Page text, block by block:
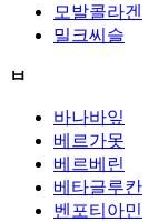
모발콜라겐
밀크씨슬
ㅂ
바나바잎
베르가못
베르베린
베타글루칸
벤포티아민